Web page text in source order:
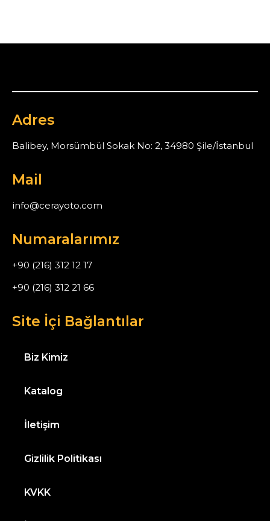
Adres
Balibey, Morsümbül Sokak No: 2, 34980 Şile/İstanbul
Mail
info@cerayoto.com
Numaralarımız
+90 (216) 312 12 17
+90 (216) 312 21 66
Site İçi Bağlantılar
Biz Kimiz
Katalog
İletişim
Gizlilik Politikası
KVKK